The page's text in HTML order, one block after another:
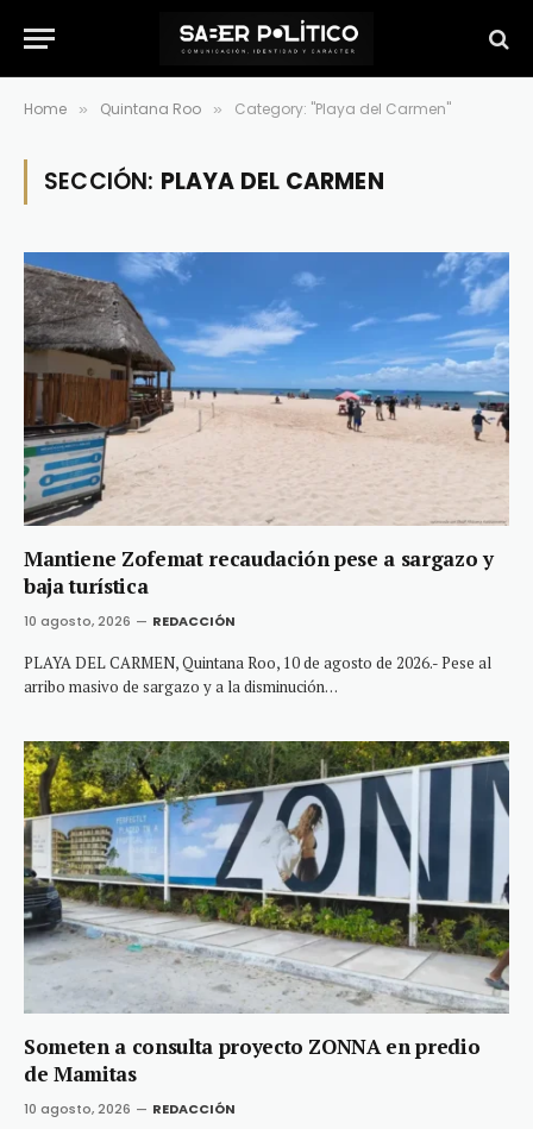
Home » Quintana Roo » Category: "Playa del Carmen"
SECCIÓN: PLAYA DEL CARMEN
Mantiene Zofemat recaudación pese a sargazo y
baja turística
10 agosto, 2026 REDACCIÓN
PLAYA DEL CARMEN, Quintana Roo, 10 de agosto de 2026.- Pese al
arribo masivo de sargazo y a la disminución…
Someten a consulta proyecto ZONNA en predio
de Mamitas
10 agosto, 2026 REDACCIÓN